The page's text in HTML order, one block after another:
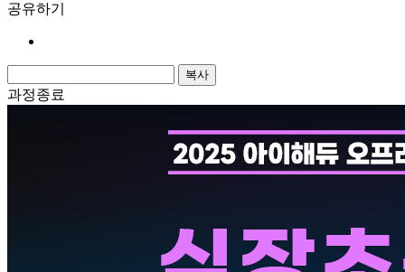
공유하기
복사
과정종료